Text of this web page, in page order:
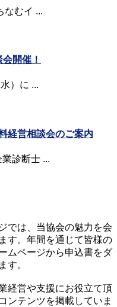
なむイ ...
開催！
）に ...
経営相談会のご案内
診断士 ...
では、当協会の魅力を会
す。年間を通じて皆様の
ムページから申込書をダ
す。
経営や支援にお役立て頂
ンテンツを掲載していま